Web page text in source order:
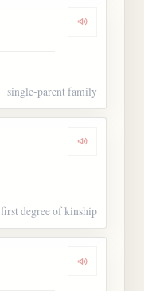
Dengarkan
single-parent family
Dengarkan
first degree of kinship
Dengarkan